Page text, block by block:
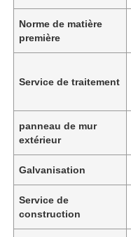
Norme de matière
première
Service de traitement
panneau de mur
extérieur
Galvanisation
Service de
construction